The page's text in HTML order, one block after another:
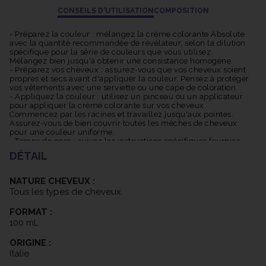
CONSEILS D'UTILISATION COMPOSITION
- Préparez la couleur : mélangez la crème colorante Absolute
avec la quantité recommandée de révélateur, selon la dilution
spécifique pour la série de couleurs que vous utilisez.
Mélangez bien jusqu'à obtenir une consistance homogène.
- Préparez vos cheveux : assurez-vous que vos cheveux soient
propres et secs avant d'appliquer la couleur. Pensez à protéger
vos vêtements avec une serviette ou une cape de coloration.
- Appliquez la couleur : utilisez un pinceau ou un applicateur
pour appliquer la crème colorante sur vos cheveux.
Commencez par les racines et travaillez jusqu'aux pointes.
Assurez-vous de bien couvrir toutes les mèches de cheveux
pour une couleur uniforme.
- Temps de pose : suivez les instructions spécifiques fournies
avec la crème colorante pour déterminer le temps de pause
approprié. Cela peut varier en fonction de la nuance choisie et
pouvez utiliser une serviette chaude pour envelopper vos
cheveux, ce qui peut aider à améliorer la pénétration de la
couleur.
rincez abondamment vos cheveux à l'eau tiède jusqu'à ce que
l'eau soit claire.
appliquez un après-shampooing si désiré.
- Séchage et coiffage : séchez vos cheveux comme d'habitude
et procédez à votre coiffage pour mettre en valeur votre
DÉTAIL
NATURE CHEVEUX :
Tous les types de cheveux
FORMAT :
100 mL
ORIGINE :
Italie